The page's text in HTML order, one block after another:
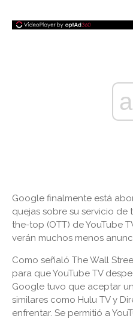
Google finalmente está
quejas sobre su servicio de
the-top (OTT) de YouTube
verán muchos menos
Como señaló The Wall
para que YouTube TV
Google tuvo que aceptar
similares como Hulu TV y
enfrentar. Se permitió a